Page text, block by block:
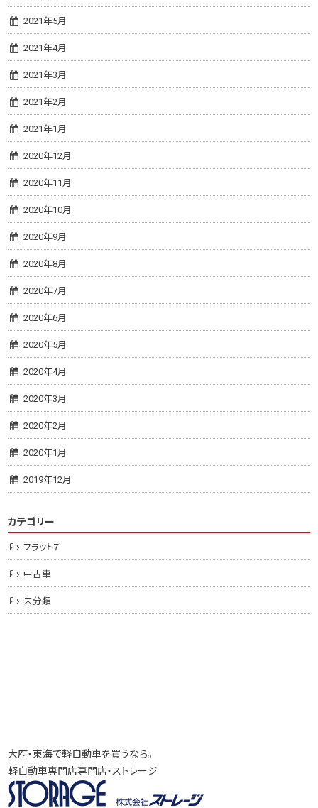
2021年5月
2021年4月
2021年3月
2021年2月
2021年1月
2020年12月
2020年11月
2020年10月
2020年9月
2020年8月
2020年7月
2020年6月
2020年5月
2020年4月
2020年3月
2020年2月
2020年1月
2019年12月
カテゴリー
フラット７
中古車
未分類
大府・東海で軽自動車を買うなら。
軽自動車専門店専門店・ストレージ